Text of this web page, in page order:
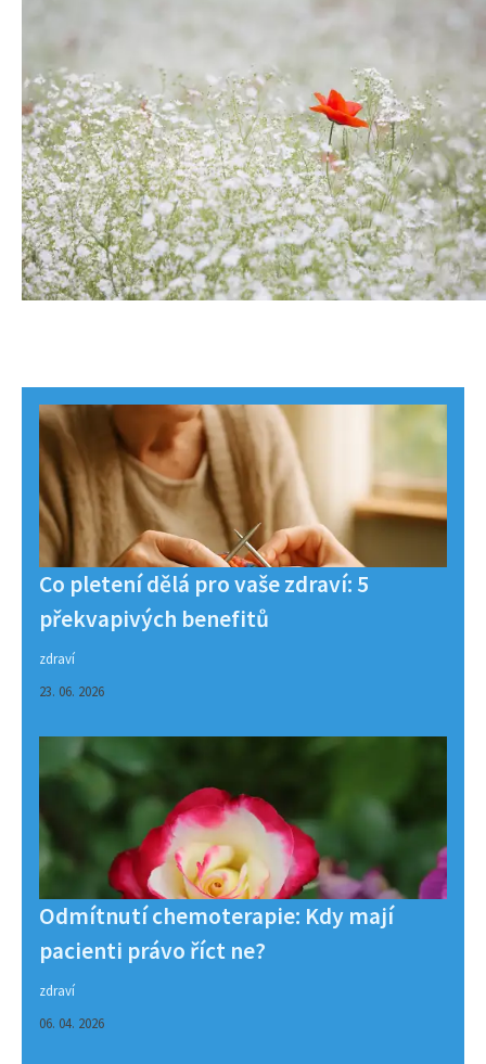
Co pletení dělá pro vaše zdraví: 5
překvapivých benefitů
zdraví
23. 06. 2026
Odmítnutí chemoterapie: Kdy mají
pacienti právo říct ne?
zdraví
06. 04. 2026